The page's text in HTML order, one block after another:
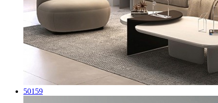
50159